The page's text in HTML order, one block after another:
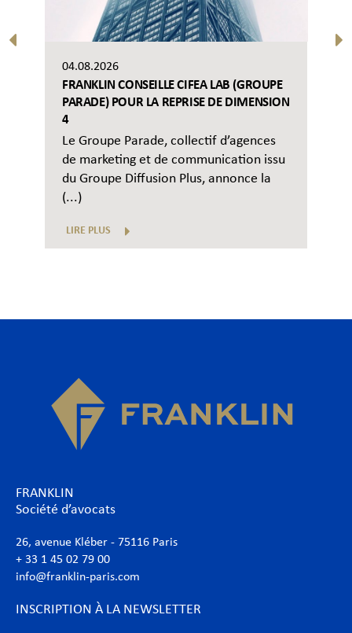
04.08.2026
FRANKLIN CONSEILLE CIFEA LAB (GROUPE
PARADE) POUR LA REPRISE DE DIMENSION
4
Le Groupe Parade, collectif d’agences
de marketing et de communication issu
du Groupe Diffusion Plus, annonce la
(...)
LIRE PLUS
FRANKLIN
Société d’avocats
26, avenue Kléber - 75116 Paris
+ 33 1 45 02 79 00
info@franklin-paris.com
INSCRIPTION À LA NEWSLETTER